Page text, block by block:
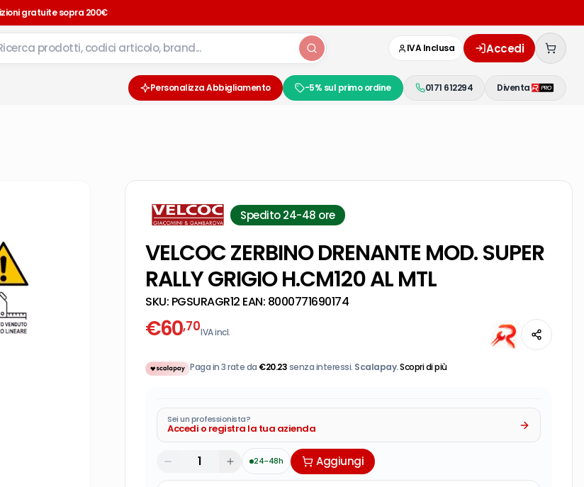
gratuite sopra 200€
IVA Inclusa Accedi
Personalizza Abbigliamento -5% sul primo ordine 0171 612294 Diventa
Spedito 24-48 ore
VELCOC ZERBINO DRENANTE MOD. SUPER
RALLY GRIGIO H.CM120 AL MTL
SKU: PGSURAGR12 EAN: 8000771690174
€60,70IVA incl.
Paga in 3 rate da €20.23senza interessi. Scalapay.Scopri di più
Sei un professionista?
Accedi o registra la tua azienda
24-48h Aggiungi